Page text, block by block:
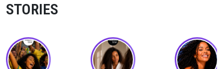
STORIES